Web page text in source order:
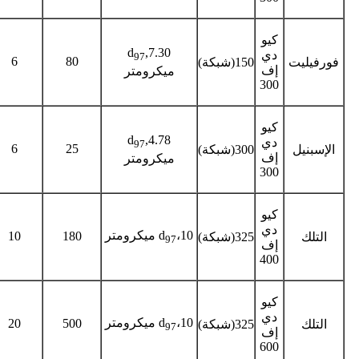
فورفيليت
كيو
دي
إف
300
150(شبكة)
d97,7.30
ميكرومتر
80
6
الإسبنيل
كيو
دي
إف
300
300(شبكة)
d97,4.78
ميكرومتر
25
6
التلك
كيو
دي
إف
400
325(شبكة) d97،10 ميكرومتر 180
10
التلك
كيو
دي
إف
600
325(شبكة) d97،10 ميكرومتر 500
20